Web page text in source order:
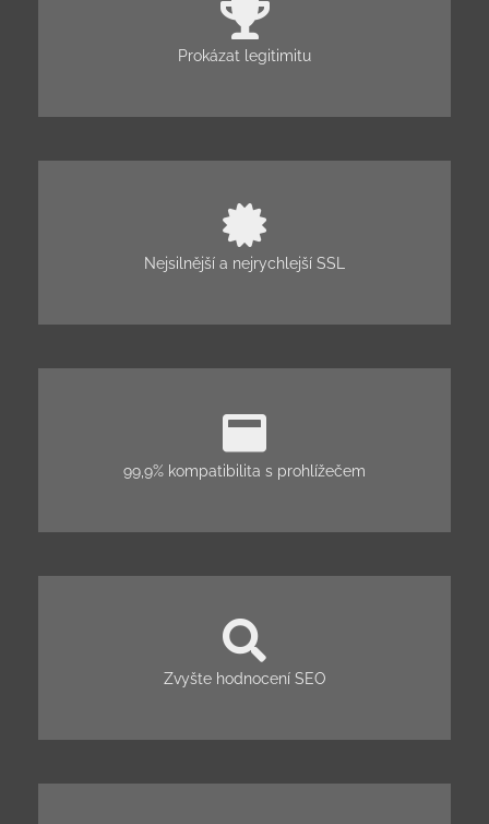
Prokázat legitimitu
Nejsilnější a nejrychlejší SSL
99,9% kompatibilita s prohlížečem
Zvyšte hodnocení SEO